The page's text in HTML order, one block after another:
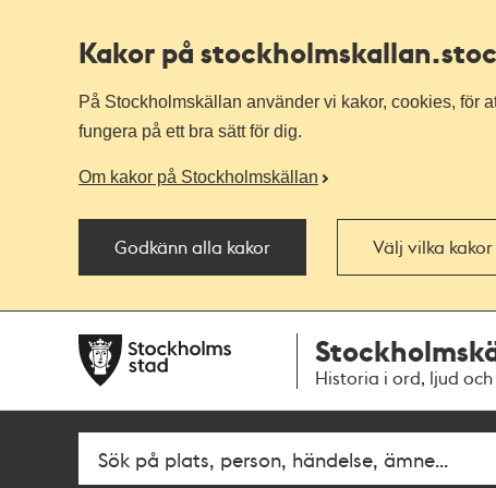
Kakor på stockholmskallan
På Stockholmskällan använder vi kakor, cookies, för
fungera på ett bra sätt för dig.
Om kakor på Stockholmskällan
Godkänn alla kakor Välj vilka
navigationen
huvudinnehållet
Historia i ord, ljud
Fritextsök